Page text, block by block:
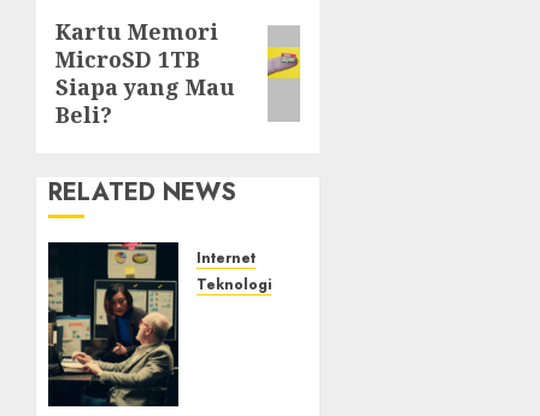
Next
post:
Kartu Memori
MicroSD 1TB
Siapa yang Mau
Beli?
RELATED NEWS
Internet
Teknologi